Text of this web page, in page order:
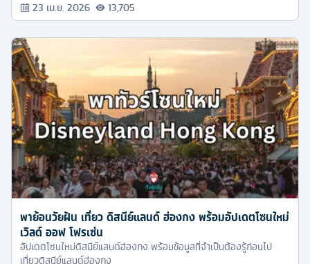
23 เม.ย. 2026 13,705
พาย้อนวัยฝัน เที่ยว ดิสนีย์แลนด์ ฮ่องกง พร้อมอัปเดตโซนใหม่
เวิลด์ ออฟ โฟรเซ่น
อัปเดตโซนใหม่ดิสนีย์แลนด์ฮ่องกง พร้อมข้อมูลที่จำเป็นต้องรู้ก่อนไป
เที่ยวดิสนีย์แลนด์ฮ่องกง